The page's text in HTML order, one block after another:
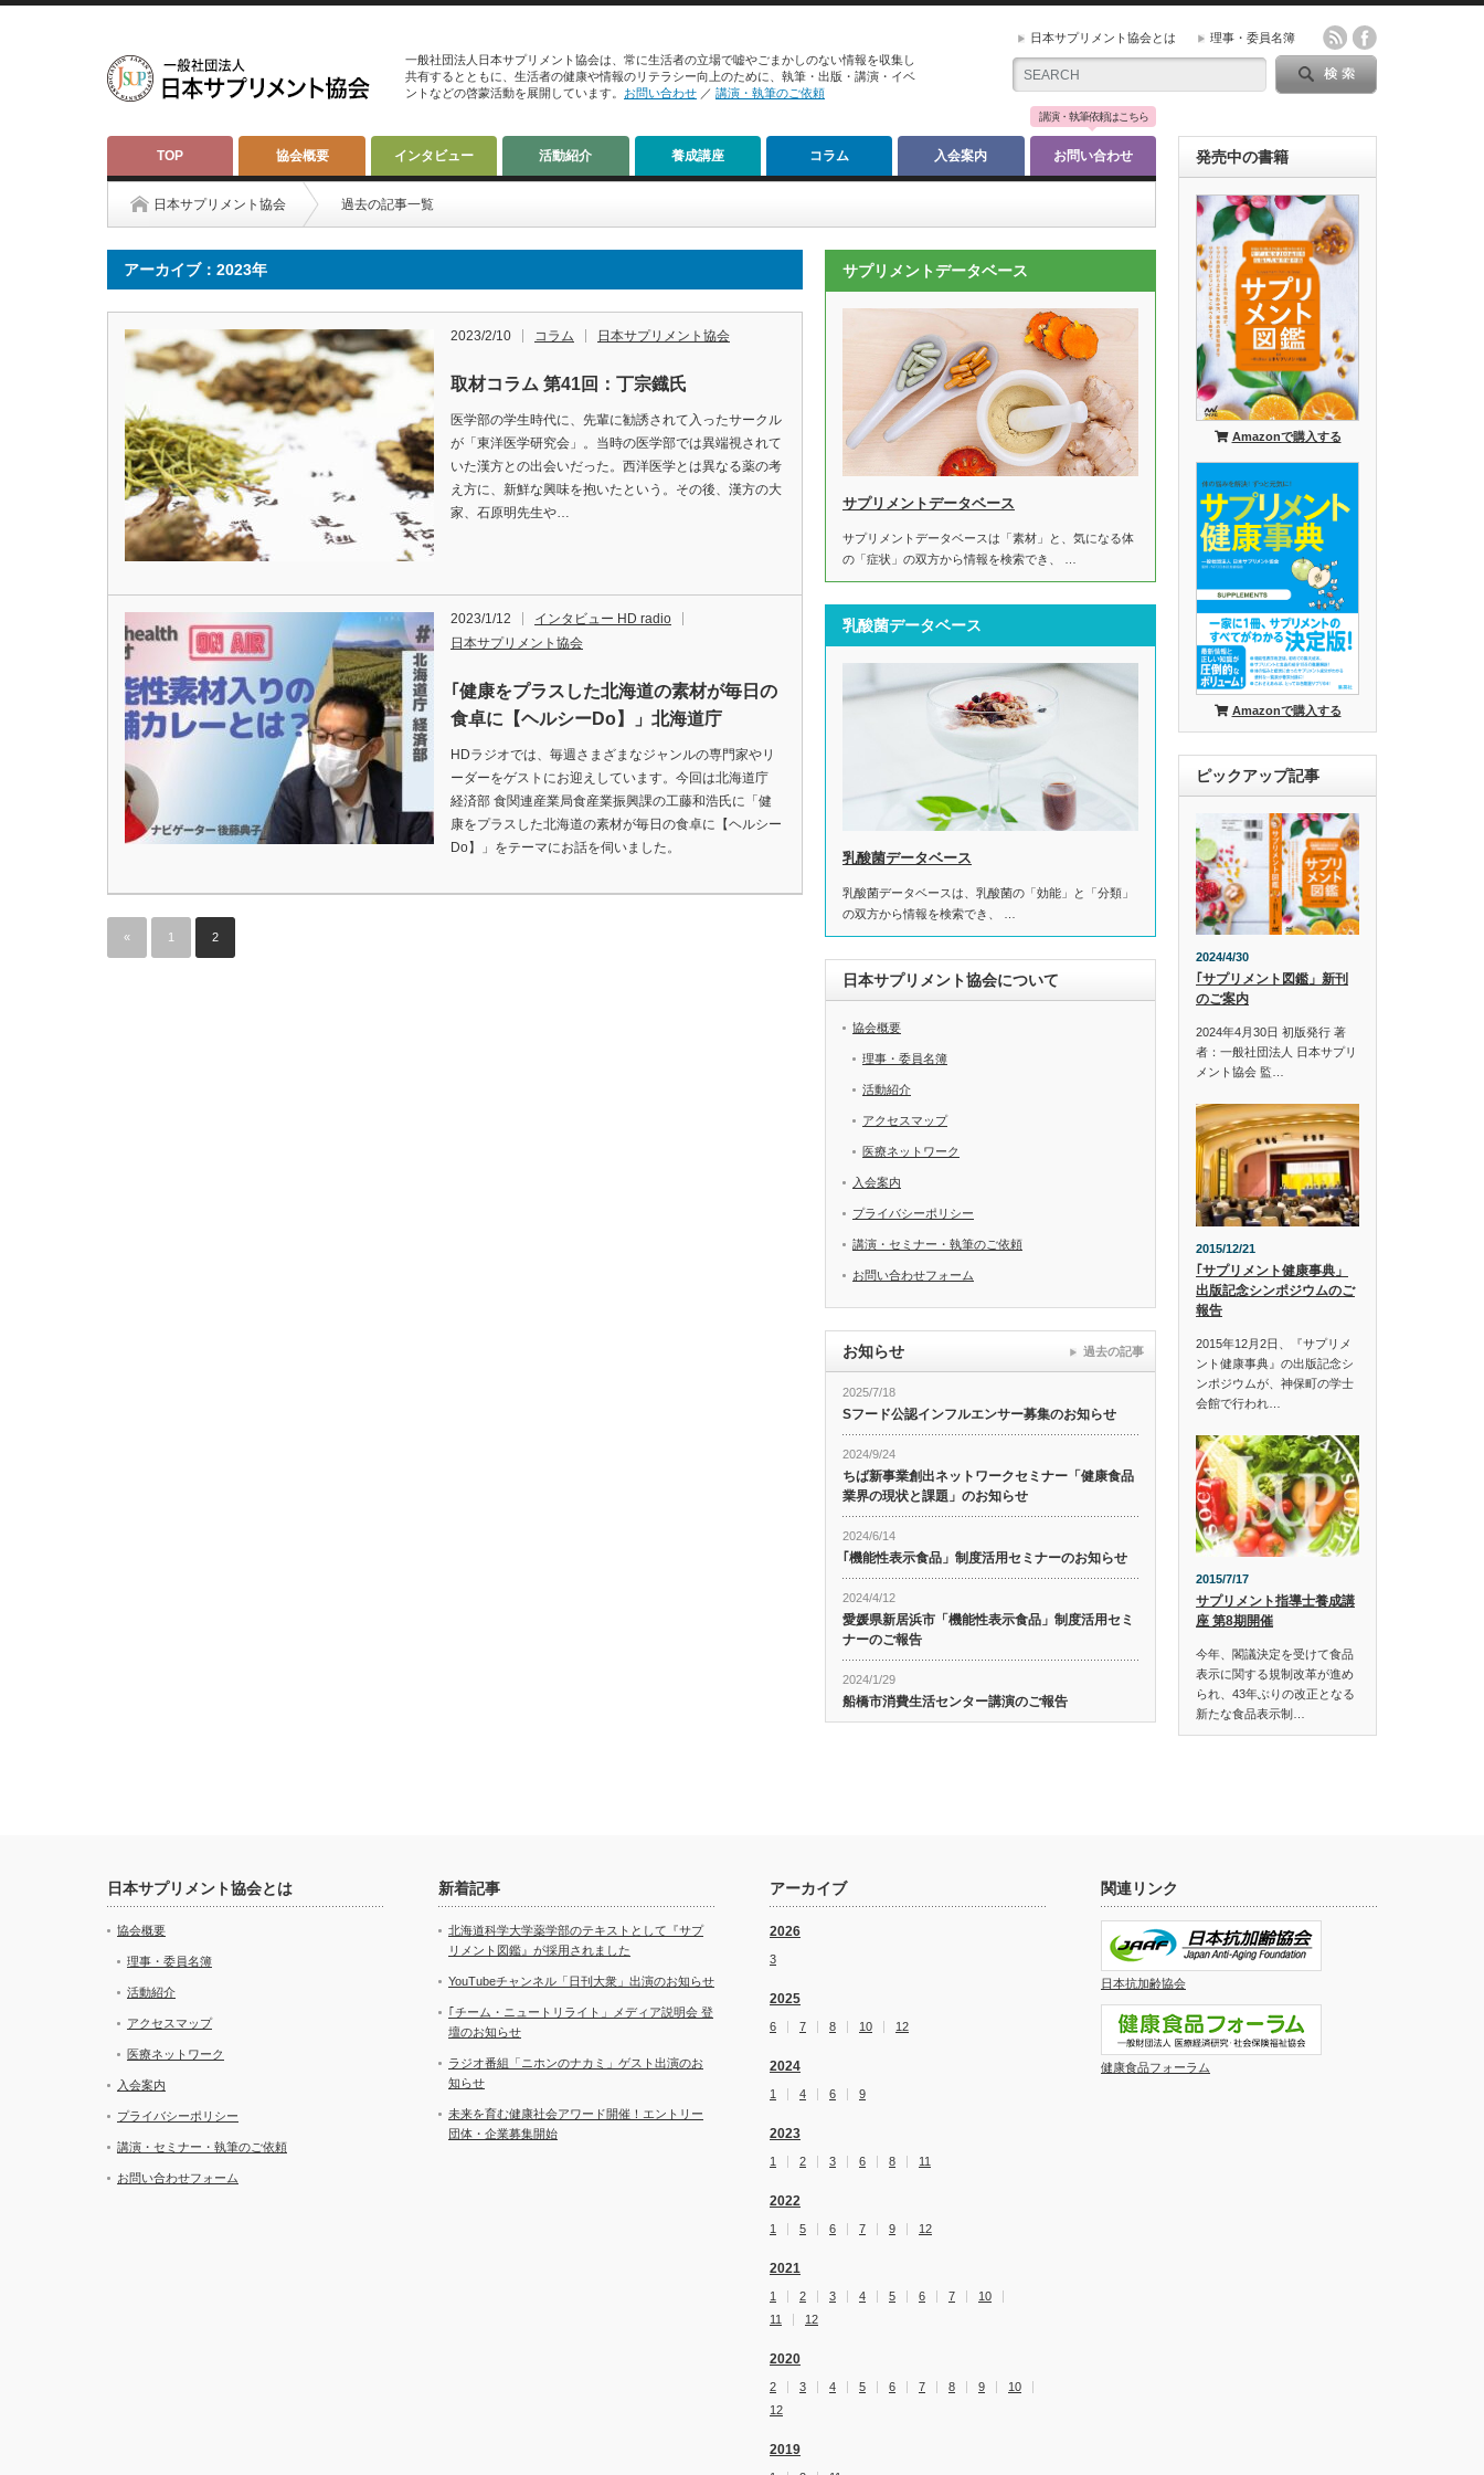
日本サプリメント協会とは
理事・委員名簿
一般社団法人日本サプリメント協会は、常に生活者の立場で嘘やごまかしのない情報を収集し
共有するとともに、生活者の健康や情報のリテラシー向上のために、執筆・出版・講演・イベ
ントなどの啓蒙活動を展開しています。 お問い合わせ ／ 講演・執筆のご依頼
講演・執筆依頼はこちら
TOP 協会概要 インタビュー 活動紹介 養成講座 コラム 入会案内 お問い合わせ
日本サプリメント協会 過去の記事一覧
アーカイブ：2023年
2023/2/10 コラム 日本サプリメント協会
取材コラム 第41回：丁宗鐡氏
医学部の学生時代に、先輩に勧誘されて入ったサークル
が「東洋医学研究会」。当時の医学部では異端視されて
いた漢方との出会いだった。西洋医学とは異なる薬の考
え方に、新鮮な興味を抱いたという。その後、漢方の大
家、石原明先生や…
2023/1/12
インタビュー HD radio
日本サプリメント協会
｢健康をプラスした北海道の素材が毎日の
食卓に【ヘルシーDo】」北海道庁
HDラジオでは、毎週さまざまなジャンルの専門家やリ
ーダーをゲストにお迎えしています。今回は北海道庁
経済部 食関連産業局食産業振興課の工藤和浩氏に「健
康をプラスした北海道の素材が毎日の食卓に【ヘルシー
Do】」をテーマにお話を伺いました。
« 1 2
サプリメントデータベース
サプリメントデータベース
サプリメントデータベースは「素材」と、気になる体
の「症状」の双方から情報を検索でき、 …
乳酸菌データベース
乳酸菌データベース
乳酸菌データベースは、乳酸菌の「効能」と「分類」
の双方から情報を検索でき、 …
日本サプリメント協会について
協会概要
理事・委員名簿
活動紹介
アクセスマップ
医療ネットワーク
入会案内
プライバシーポリシー
講演・セミナー・執筆のご依頼
お問い合わせフォーム
お知らせ
2025/7/18
Sフード公認インフルエンサー募集のお知らせ
2024/9/24
ちば新事業創出ネットワークセミナー「健康食品
業界の現状と課題」のお知らせ
2024/6/14
｢機能性表示食品」制度活用セミナーのお知らせ
2024/4/12
愛媛県新居浜市「機能性表示食品」制度活用セミ
ナーのご報告
2024/1/29
船橋市消費生活センター講演のご報告
過去の記事
発売中の書籍
Amazonで購入する
Amazonで購入する
ピックアップ記事
2024/4/30
｢サプリメント図鑑」新刊
のご案内
2024年4月30日 初版発行 著
者：一般社団法人 日本サプリ
メント協会 監…
2015/12/21
｢サプリメント健康事典」
出版記念シンポジウムのご
報告
2015年12月2日、『サプリメ
ント健康事典』の出版記念シ
ンポジウムが、神保町の学士
会館で行われ…
2015/7/17
サプリメント指導士養成講
座 第8期開催
今年、閣議決定を受けて食品
表示に関する規制改革が進め
られ、43年ぶりの改正となる
新たな食品表示制…
日本サプリメント協会とは
協会概要
理事・委員名簿
活動紹介
アクセスマップ
医療ネットワーク
入会案内
プライバシーポリシー
講演・セミナー・執筆のご依頼
お問い合わせフォーム
新着記事
北海道科学大学薬学部のテキストとして『サプ
リメント図鑑』が採用されました
YouTubeチャンネル「日刊大衆」出演のお知らせ
｢チーム・ニュートリライト」メディア説明会 登
壇のお知らせ
ラジオ番組「ニホンのナカミ」ゲスト出演のお
知らせ
未来を育む健康社会アワード開催！エントリー
団体・企業募集開始
アーカイブ
2026
3
2025
6 7 8 10 12
2024
1 4 6 9
2023
1 2 3 6 8 11
2022
1 5 6 7 9 12
2021
1 2 3 4 5 6 7
10
11
12
2020
2 3 4 5 6 7 8 9
10
12
2019
関連リンク
日本抗加齢協会
健康食品フォーラム